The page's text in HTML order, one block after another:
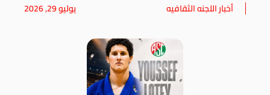
أخبار اللجنه الثقافيه يوليو 29, 2026